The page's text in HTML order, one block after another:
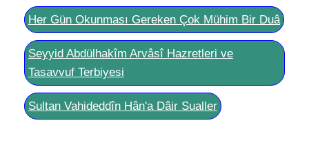
Her Gün Okunması Gereken Çok Mühim Bir Duâ
Seyyid Abdülhakîm Arvâsî Hazretleri ve
Tasavvuf Terbiyesi
Sultan Vahideddîn Hân'a Dâir Sualler